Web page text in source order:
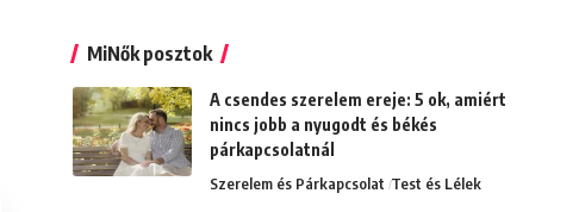
MiNők posztok
A csendes szerelem ereje: 5 ok, amiért
nincs jobb a nyugodt és békés
párkapcsolatnál
Szerelem és Párkapcsolat Test és Lélek